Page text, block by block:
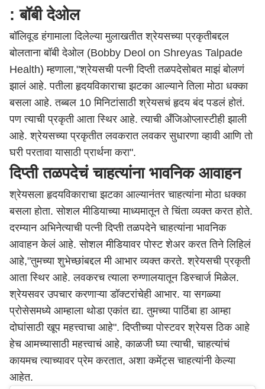
: बॉबी देओल
बॉलिवूड हंगामाला दिलेल्या मुलाखतीत श्रेयसच्या प्रकृतीबद्दल
बोलताना बॉबी देओल (Bobby Deol on Shreyas Talpade
Health) म्हणाला,"श्रेयसची पत्नी दिप्ती तळपदेसोबत माझं बोलणं
झालं आहे. पतीला हृदयविकाराचा झटका आल्याने तिला मोठा धक्का
बसला आहे. तब्बल 10 मिनिटांसाठी श्रेयसचं हृदय बंद पडलं होतं.
पण त्याची प्रकृती आता स्थिर आहे. त्याची अँजिओप्लास्टीही झाली
आहे. श्रेयसच्या प्रकृतीत लवकरात लवकर सुधारणा व्हावी आणि तो
घरी परतावा यासाठी प्रार्थना करा".
दिप्ती तळपदेचं चाहत्यांना भावनिक आवाहन
श्रेयसला हृदयविकाराचा झटका आल्यानंतर चाहत्यांना मोठा धक्का
बसला होता. सोशल मीडियाच्या माध्यमातून ते चिंता व्यक्त करत होते.
दरम्यान अभिनेत्याची पत्नी दिप्ती तळपदेने चाहत्यांना भावनिक
आवाहन केलं आहे. सोशल मीडियावर पोस्ट शेअर करत तिने लिहिलं
आहे,"तुमच्या शुभेच्छांबद्दल मी आभार व्यक्त करते. श्रेयसची प्रकृती
आता स्थिर आहे. लवकरच त्याला रुग्णालयातून डिस्चार्ज मिळेल.
श्रेयसवर उपचार करणाऱ्या डॉक्टरांचेही आभार. या सगळ्या
प्रोसेसमध्ये आम्हाला थोडा एकांत द्या. तुमच्या पाठिंबा हा आम्हा
दोघांसाठी खूप महत्त्वाचा आहे". दिप्तीच्या पोस्टवर श्रेयस ठिक आहे
हेच आमच्यासाठी महत्त्वाचं आहे, काळजी घ्या त्याची, चाहत्यांचं
कायमच त्याच्यावर प्रेम करतात, अशा कमेंट्स चाहत्यांनी केल्या
आहेत.